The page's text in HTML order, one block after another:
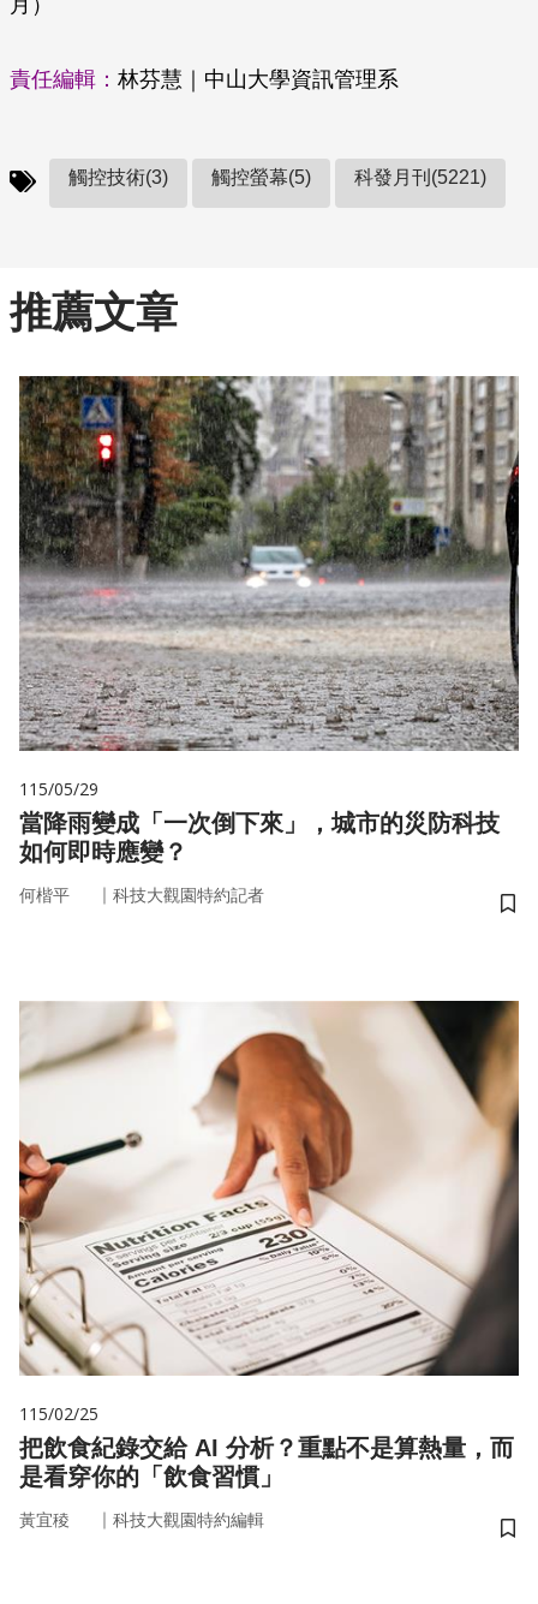
月）
責任編輯： 林芬慧｜中山大學資訊管理系
觸控技術(3) 觸控螢幕(5) 科發月刊(5221)
推薦文章
115/05/29
當降雨變成「一次倒下來」，城市的災防科技
如何即時應變？
何楷平 ｜ 科技大觀園特約記者
儲
115/02/25
把飲食紀錄交給 AI 分析？重點不是算熱量，而
是看穿你的「飲食習慣」
黃宜稜 ｜ 科技大觀園特約編輯
儲